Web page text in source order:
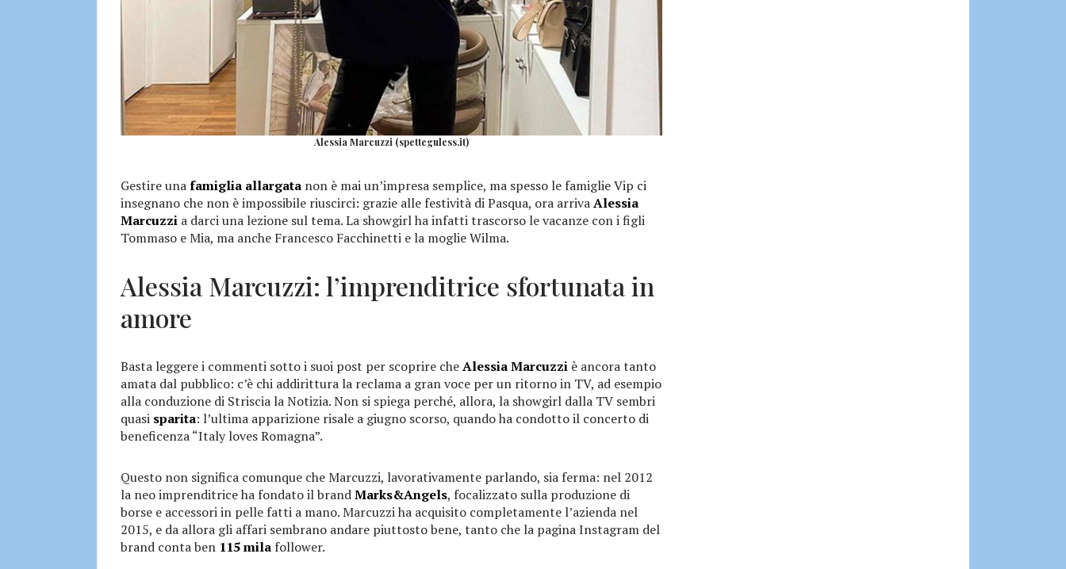
Alessia Marcuzzi (spetteguless.it)
Gestire unafamiglia allargata non è mai un’impresa semplice, ma spesso le famiglie Vip ci
insegnano che non è impossibile riuscirci: grazie alle festività di Pasqua, ora arrivaAlessia
Marcuzzi a darci una lezione sul tema. La showgirl ha infatti trascorso le vacanze con i figli
Tommaso e Mia, ma anche Francesco Facchinetti e la moglie Wilma.
Alessia Marcuzzi: l’imprenditrice sfortunata in
amore
Basta leggere i commenti sotto i suoi post per scoprire cheAlessia Marcuzzi è ancora tanto
amata dal pubblico: c’è chi addirittura la reclama a gran voce per un ritorno in TV, ad esempio
alla conduzione di Striscia la Notizia. Non si spiega perché, allora, la showgirl dalla TV sembri
quasi sparita: l’ultima apparizione risale a giugno scorso, quando ha condotto il concerto di
beneficenza “Italy loves Romagna”.
Questo non significa comunque che Marcuzzi, lavorativamente parlando, sia ferma: nel 2012
la neo imprenditrice ha fondato il brandMarks&Angels, focalizzato sulla produzione di
borse e accessori in pelle fatti a mano. Marcuzzi ha acquisito completamente l’azienda nel
2015, e da allora gli affari sembrano andare piuttosto bene, tanto che la pagina Instagram del
brand conta ben 115 mila follower.